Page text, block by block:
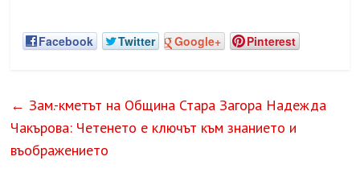
Facebook Twitter Google+ Pinterest
← Зам.-кметът на Община Стара Загора Надежда
Чакърова: Четенето е ключът към знанието и
въображението